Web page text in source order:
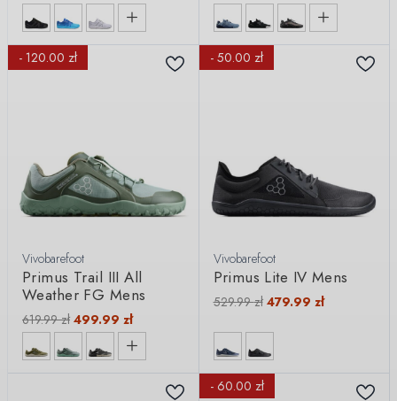
- 120.00 zł
Vivobarefoot
Primus Trail III All
Weather FG Mens
619.99zł 499.99 zł
- 50.00 zł
Vivobarefoot
Primus Lite IV Mens
529.99zł 479.99 zł
- 60.00 zł